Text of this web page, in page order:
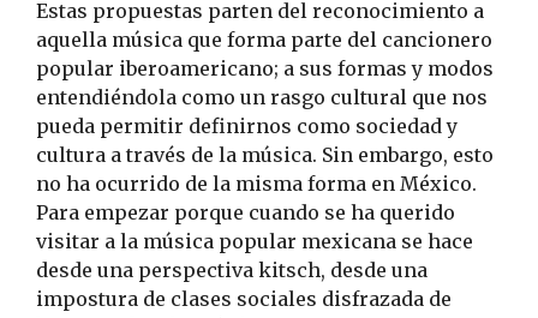
Estas propuestas parten del reconocimiento a
aquella música que forma parte del cancionero
popular iberoamericano; a sus formas y modos
entendiéndola como un rasgo cultural que nos
pueda permitir definirnos como sociedad y
cultura a través de la música. Sin embargo, esto
no ha ocurrido de la misma forma en México.
Para empezar porque cuando se ha querido
visitar a la música popular mexicana se hace
desde una perspectiva kitsch, desde una
impostura de clases sociales disfrazada de